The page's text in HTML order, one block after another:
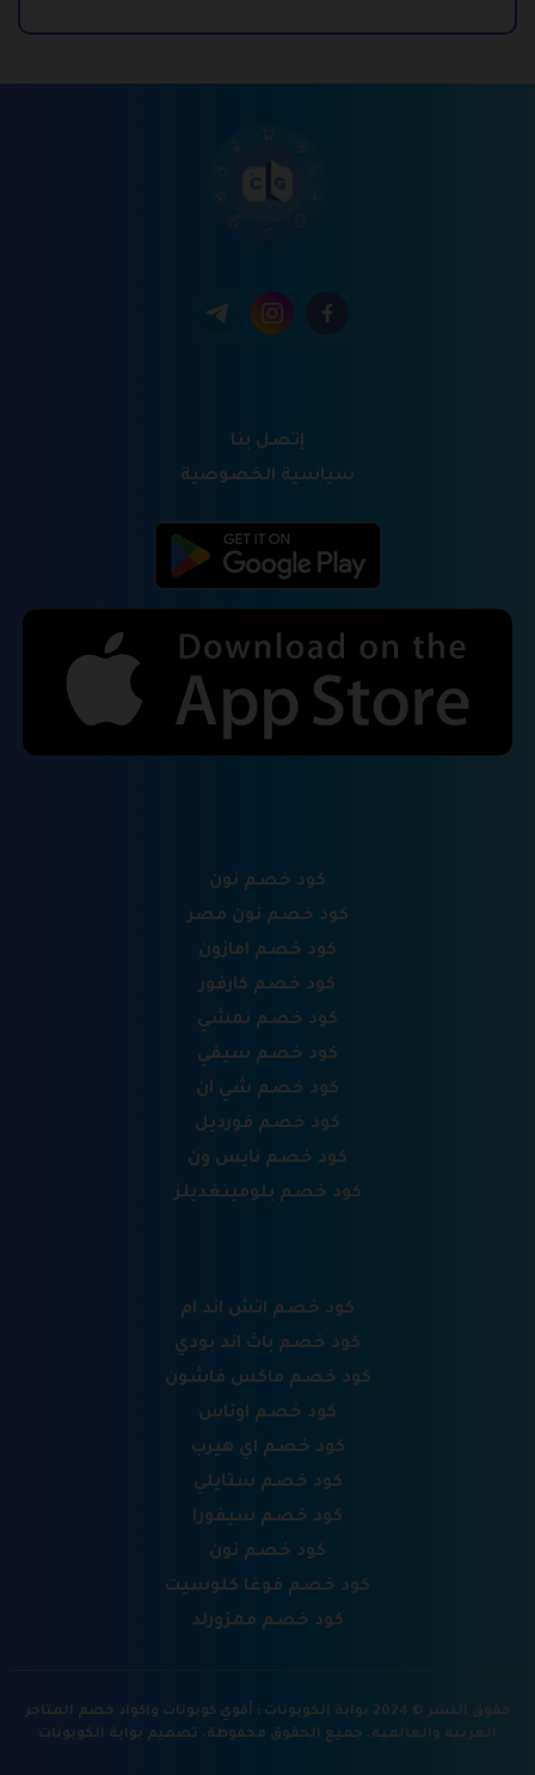
إتصل بنا
سياسية الخصوصية
كود خصم نون
كود خصم نون مصر
كود خصم امازون
كود خصم كارفور
كود خصم نمشي
كود خصم سيفي
كود خصم شي ان
كود خصم فورديل
كود خصم نايس ون
كود خصم بلومينغديلز
كود خصم اتش اند ام
كود خصم باث اند بودي
كود خصم ماكس فاشون
كود خصم اوناس
كود خصم اي هيرب
كود خصم ستايلي
كود خصم سيفورا
كود خصم نون
كود خصم فوغا كلوسيت
كود خصم ممزورلد
حقوق النشر © 2024 بوابة الكوبونات : أقوي كوبونات واكواد خصم المتاجر
العربية والعالمية. جميع الحقوق محفوظة. تصميم بوابة الكوبونات